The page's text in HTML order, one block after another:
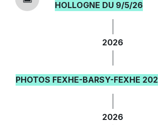
HOLLOGNE DU 9/5/26
2026
PHOTOS FEXHE-BARSY-FEXHE ​202
2026